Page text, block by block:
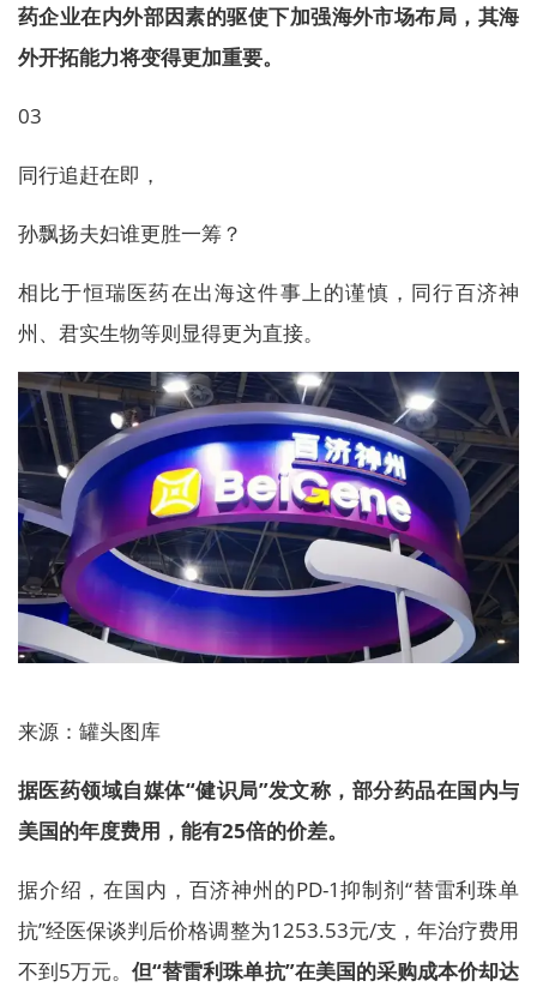
药企业在内外部因素的驱使下加强海外市场布局，其海
外开拓能力将变得更加重要。
03
同行追赶在即，
孙飘扬夫妇谁更胜一筹？
相比于恒瑞医药在出海这件事上的谨慎，同行百济神
州、君实生物等则显得更为直接。
来源：罐头图库
据医药领域自媒体“健识局”发文称，部分药品在国内与
美国的年度费用，能有25倍的价差。
据介绍，在国内，百济神州的PD-1抑制剂“替雷利珠单
抗”经医保谈判后价格调整为1253.53元/支，年治疗费用
不到5万元。但“替雷利珠单抗”在美国的采购成本价却达